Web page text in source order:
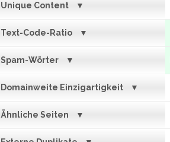
Unique Content
Text-Code-Ratio
Spam-Wörter
Domainweite Einzigartigkeit
Ähnliche Seiten